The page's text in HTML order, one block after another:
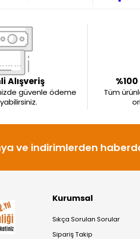
Alışveriş
güvenle ödeme
%100
Tüm
ve indirimlerden
Kurumsal
Sıkça Sorulan Sorular
Sipariş Takip